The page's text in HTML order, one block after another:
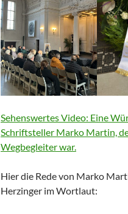
Sehenswertes Video: Eine
Schriftsteller Marko Martin,
Wegbegleiter war.
Hier die Rede von Marko
Herzinger im Wortlaut: